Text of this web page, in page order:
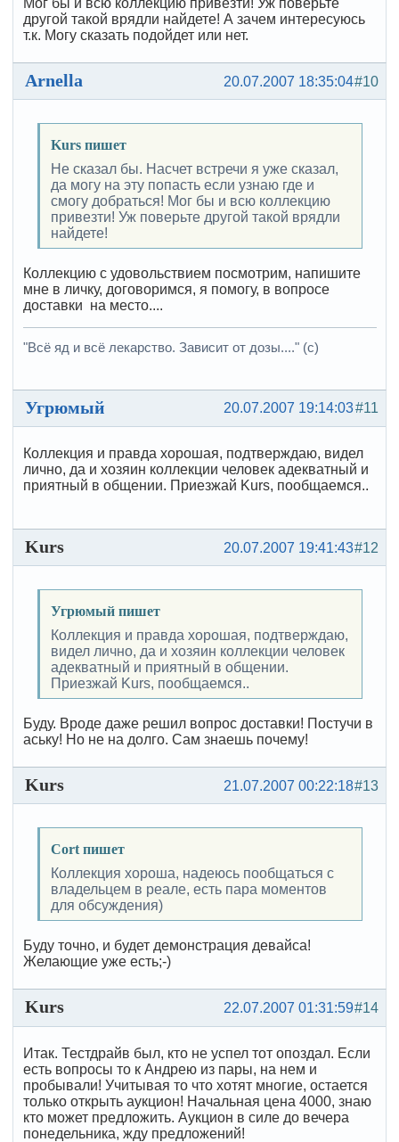
Мог бы и всю коллекцию привезти! Уж поверьте
другой такой врядли найдете! А зачем интересуюсь
т.к. Могу сказать подойдет или нет.
#10
20.07.2007 18:35:04
Arnella
Kurs пишет
Не сказал бы. Насчет встречи я уже сказал,
да могу на эту попасть если узнаю где и
смогу добраться! Мог бы и всю коллекцию
привезти! Уж поверьте другой такой врядли
найдете!
Коллекцию с удовольствием посмотрим, напишите
мне в личку, договоримся, я помогу, в вопросе
доставки на место....
"Всё яд и всё лекарство. Зависит от дозы...." (с)
#11
20.07.2007 19:14:03
Угрюмый
Коллекция и правда хорошая, подтверждаю, видел
лично, да и хозяин коллекции человек адекватный и
приятный в общении. Приезжай Kurs, пообщаемся..
#12
20.07.2007 19:41:43
Kurs
Угрюмый пишет
Коллекция и правда хорошая, подтверждаю,
видел лично, да и хозяин коллекции человек
адекватный и приятный в общении.
Приезжай Kurs, пообщаемся..
Буду. Вроде даже решил вопрос доставки! Постучи в
аську! Но не на долго. Сам знаешь почему!
#13
21.07.2007 00:22:18
Kurs
Cort пишет
Коллекция хороша, надеюсь пообщаться с
владельцем в реале, есть пара моментов
для обсуждения)
Буду точно, и будет демонстрация девайса!
Желающие уже есть;-)
#14
22.07.2007 01:31:59
Kurs
Итак. Тестдрайв был, кто не успел тот опоздал. Если
есть вопросы то к Андрею из пары, на нем и
пробывали! Учитывая то что хотят многие, остается
только открыть аукцион! Начальная цена 4000, знаю
кто может предложить. Аукцион в силе до вечера
понедельника, жду предложений!